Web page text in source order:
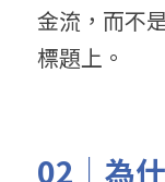
金流，而不
標題上。
02｜為